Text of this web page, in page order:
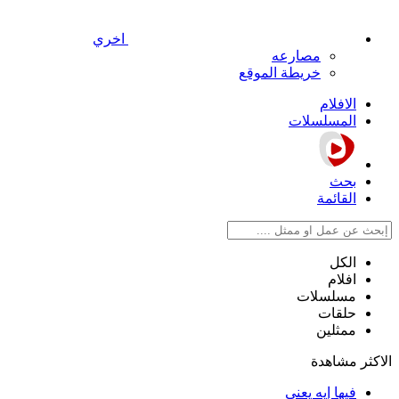
اخري
مصارعه
خريطة الموقع
الافلام
المسلسلات
بحث
القائمة
الكل
افلام
مسلسلات
حلقات
ممثلين
الاكثر مشاهدة
فيها إيه يعني